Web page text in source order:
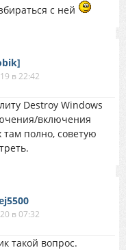
с ней
в 22:42
Destroy Windows
включения
полно, советую
в 07:32
такой вопрос.